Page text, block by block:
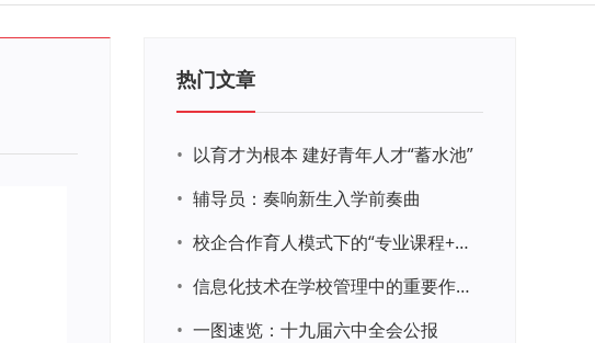
热门文章
• 以育才为根本 建好青年人才“蓄水池”
• 辅导员：奏响新生入学前奏曲
•
校企合作育人模式下的“专业课程+思政教育+党建活动”交叉融合的课程思政教学探索与实践
•
信息化技术在学校管理中的重要作用 ——以贵州省威宁民族中学和校园使用等为例
• 一图速览：十九届六中全会公报